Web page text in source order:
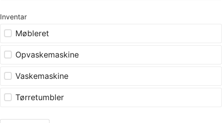
Inventar
Møbleret
Opvaskemaskine
Vaskemaskine
Tørretumbler